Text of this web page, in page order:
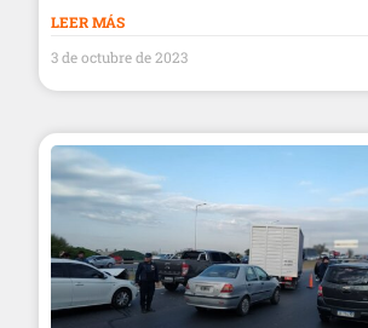
LEER MÁS
3 de octubre de 2023